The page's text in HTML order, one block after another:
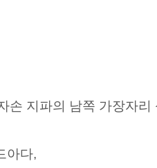
손 지파의 남쪽 가장자리
아다,